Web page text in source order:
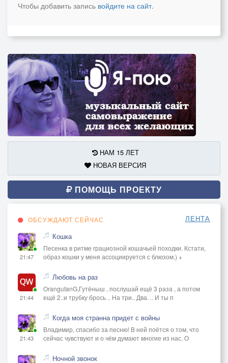
Чтобы добавить запись войдите на сайт.
НАМ 15 ЛЕТ
НОВАЯ ВЕРСИЯ
ПОМОЩЬ ПРОЕКТУ
ОБСУЖДАЮТ СЕЙЧАС ЛЕНТА
21:47
Кошка
Песенка в ритме грациозной кошачьей походки. Кстати,
образ кошки у меня ассоциируется с блюзом.) +
21:44
Любовь на раз
OrangutanG,Гутёныш , послушай ещё 3 раза , а потом
ещё 2..и трубку брось .. На три.. Два. .. И ты п
21:43
Когда моя странна придет с войны
Владимир, спасибо за песню! В ней поётся о том, что
сейчас чувствуют и о чём думают многие из нас. О
Ночной звонок